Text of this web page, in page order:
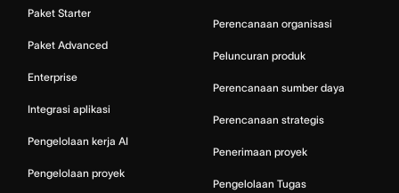
Paket Starter
Paket Advanced
Enterprise
Integrasi aplikasi
Pengelolaan kerja AI
Pengelolaan proyek
Perencanaan organisasi
Peluncuran produk
Perencanaan sumber daya
Perencanaan strategis
Penerimaan proyek
Pengelolaan Tugas